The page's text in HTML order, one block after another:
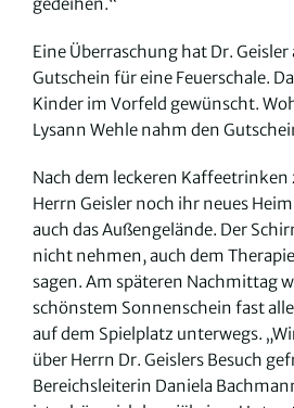
gedeihen.“
Eine Überraschung hat Dr. Geisler
Gutschein für eine Feuerschale.
Kinder im Vorfeld gewünscht.
Lysann Wehle nahm den
Nach dem leckeren
Herrn Geisler noch ihr neues
auch das Außengelände. Der
nicht nehmen, auch dem
sagen. Am späteren Nachmittag
schönstem Sonnenschein fast
auf dem Spielplatz unterwegs.
über Herrn Dr. Geislers Besuch
Bereichsleiterin Daniela